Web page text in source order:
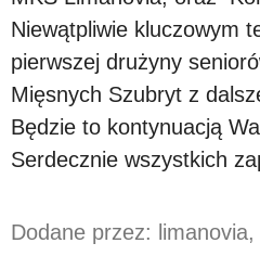
Niewątpliwie kluczowym
pierwszej drużyny
Mięsnych Szubryt z
Będzie to kontynuacją
Serdecznie wszystkich
Dodane przez: